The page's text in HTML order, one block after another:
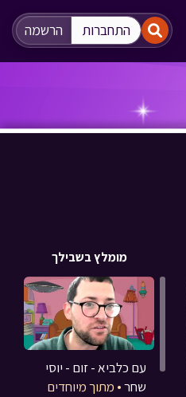
התחברות הרשמה
מומלץ בשבילך
עם כלביא - זום - יוסי
שחר• מתוך מיוחדים